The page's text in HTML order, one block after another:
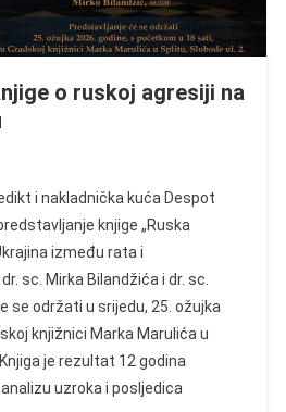
o ruskoj agresiji na
i nakladnička kuća Despot
knjige „Ruska
između rata i
sc. Mirka Bilandžića i dr. sc.
se održati u srijedu, 25. ožujka
knjižnici Marka Marulića u
je rezultat 12 godina
uzroka i posljedica